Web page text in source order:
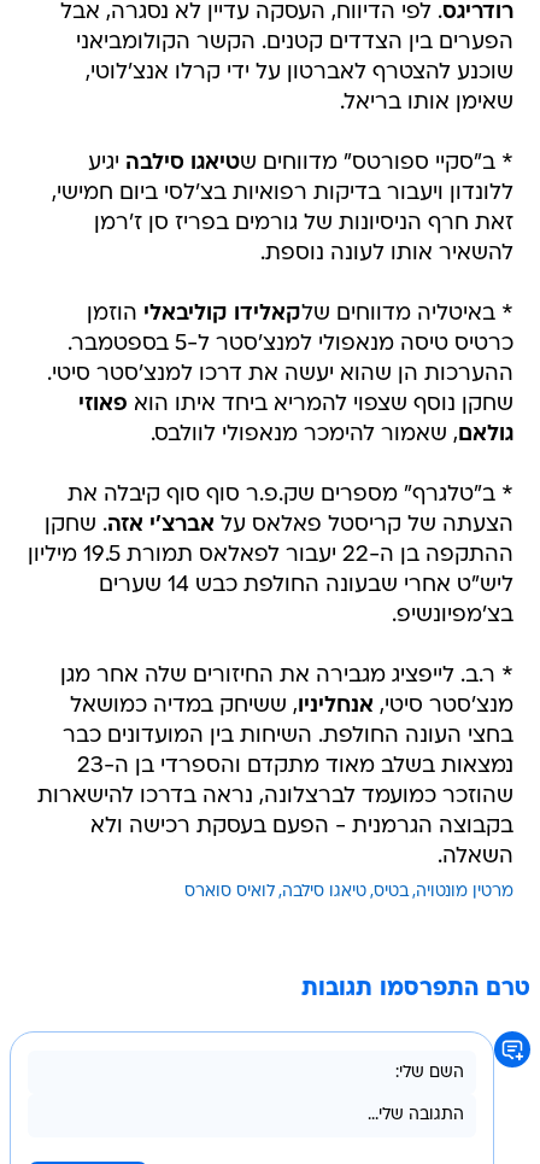
רודריגס. לפי הדיווח, העסקה עדיין לא נסגרה, אבל
הפערים בין הצדדים קטנים. הקשר הקולומביאני
שוכנע להצטרף לאברטון על ידי קרלו אנצ'לוטי,
שאימן אותו בריאל.
* ב"סקיי ספורטס" מדווחים שטיאגו סילבה יגיע
ללונדון ויעבור בדיקות רפואיות בצ'לסי ביום חמישי,
זאת חרף הניסיונות של גורמים בפריז סן ז'רמן
להשאיר אותו לעונה נוספת.
* באיטליה מדווחים שלקאלידו קוליבאלי הוזמן
כרטיס טיסה מנאפולי למנצ'סטר ל-5 בספטמבר.
ההערכות הן שהוא יעשה את דרכו למנצ'סטר סיטי.
שחקן נוסף שצפוי להמריא ביחד איתו הוא פאוזי
גולאם, שאמור להימכר מנאפולי לוולבס.
* ב"טלגרף" מספרים שק.פ.ר סוף סוף קיבלה את
הצעתה של קריסטל פאלאס על אברצ'י אזה. שחקן
ההתקפה בן ה-22 יעבור לפאלאס תמורת 19.5 מיליון
ליש"ט אחרי שבעונה החולפת כבש 14 שערים
בצ'מפיונשיפ.
* ר.ב. לייפציג מגבירה את החיזורים שלה אחר מגן
מנצ'סטר סיטי, אנחליניו, ששיחק במדיה כמושאל
בחצי העונה החולפת. השיחות בין המועדונים כבר
נמצאות בשלב מאוד מתקדם והספרדי בן ה-23
שהוזכר כמועמד לברצלונה, נראה בדרכו להישארות
בקבוצה הגרמנית - הפעם בעסקת רכישה ולא
השאלה.
מרטין מונטויה בטיס טיאגו סילבה לואיס סוארס
טרם התפרסמו תגובות